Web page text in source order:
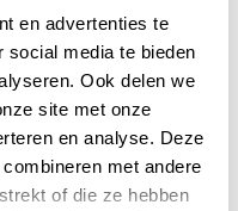
en advertenties te
social media te bieden
Ook delen we
site met onze
en analyse. Deze
met andere
of die ze hebben
has occurred while
browser consolefor more